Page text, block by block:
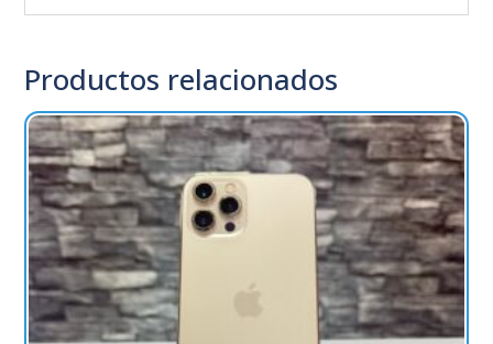
Productos relacionados